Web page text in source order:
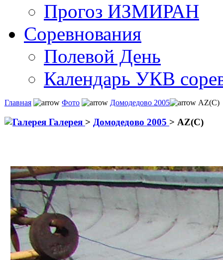
Прогоз ИЗМИРАН
Соревнования
Полевой День
Календарь УКВ
Главная Фото Домодедово 2005 AZ(C)
Галерея > Домодедово 2005 > AZ(C)